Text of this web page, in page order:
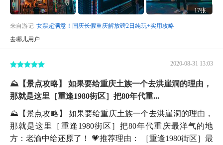
17张
来自游记 女票超满意！国庆长假重庆解放碑2日纯玩+实用攻略
去哪儿用户
2020-08-31 13:03
⛰【景点攻略】 如果要给重庆土族一个去洪崖洞的理由，
那就是这里［重逢1980街区］把80年代重...
⛰【景点攻略】 如果要给重庆土族一个去洪崖洞的理由，
那就是这里［重逢1980街区］把80年代重庆最洋气的地
方：老渝中给还原了！ 💗推荐理由： ［重逢1980街区］最